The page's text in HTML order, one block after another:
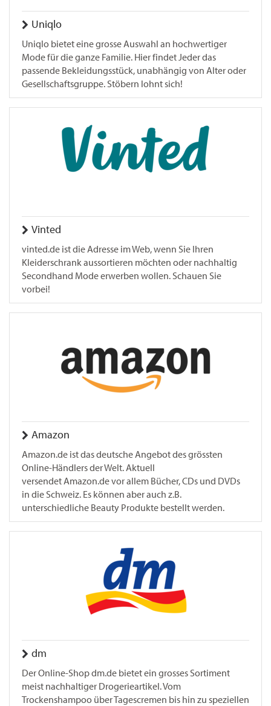
Uniqlo
Uniqlo bietet eine grosse Auswahl an hochwertiger
Mode für die ganze Familie. Hier findet Jeder das
passende Bekleidungsstück, unabhängig von Alter oder
Gesellschaftsgruppe. Stöbern lohnt sich!
Vinted
vinted.de ist die Adresse im Web, wenn Sie Ihren
Kleiderschrank aussortieren möchten oder nachhaltig
Secondhand Mode erwerben wollen. Schauen Sie
vorbei!
Amazon
Amazon.de ist das deutsche Angebot des grössten
Online-Händlers der Welt. Aktuell
versendet Amazon.de vor allem Bücher, CDs und DVDs
in die Schweiz. Es können aber auch z.B.
unterschiedliche Beauty Produkte bestellt werden.
dm
Der Online-Shop dm.de bietet ein grosses Sortiment
meist nachhaltiger Drogerieartikel. Vom
Trockenshampoo über Tagescremen bis hin zu speziellen